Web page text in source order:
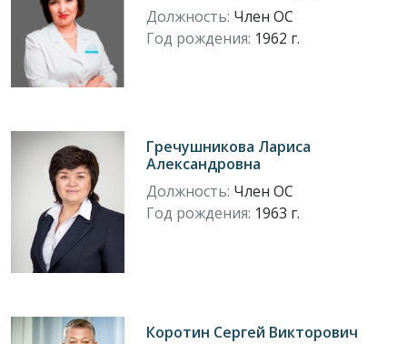
Должность: Член ОС
Год рождения: 1962 г.
Гречушникова Лариса
Александровна
Должность: Член ОС
Год рождения: 1963 г.
Коротин Сергей Викторович